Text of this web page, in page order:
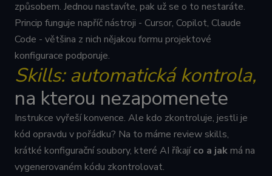
způsobem. Jednou nastavíte, pak už se o to nestaráte.
Princip funguje napříč nástroji - Cursor, Copilot, Claude
Code - většina z nich nějakou formu projektové
konfigurace podporuje.
Skills: automatická kontrola,
na kterou nezapomenete
Instrukce vyřeší konvence. Ale kdo zkontroluje, jestli je
kód opravdu v pořádku? Na to máme review skills,
krátké konfigurační soubory, které AI říkajíco a jakmá na
vygenerovaném kódu zkontrolovat.